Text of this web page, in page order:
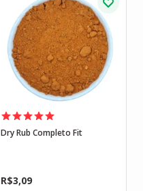
Dry Rub Completo Fit
R$3,09